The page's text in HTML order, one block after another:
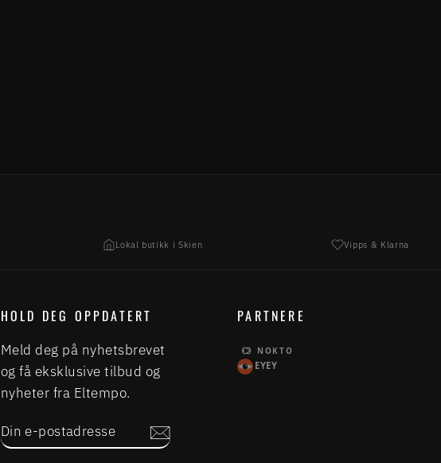
Lokal butikk i Skien Vipps & Klarna
HOLD DEG OPPDATERT
Meld deg på nyhetsbrevet
og få eksklusive tilbud og
nyheter fra Eltempo.
DIN
E-
ABONNER
PARTNERE
NOKTO
EYEY